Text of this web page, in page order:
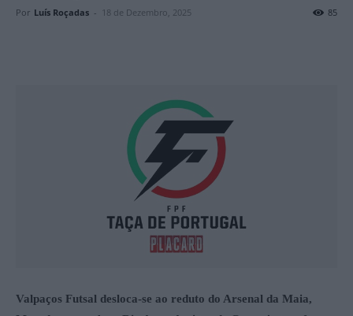
Por Luís Roçadas - 18 de Dezembro, 2025 85
Valpaços Futsal desloca-se ao reduto do Arsenal da Maia,